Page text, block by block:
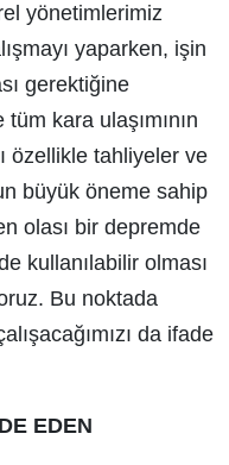
yönetimlerimiz
yaparken, işin
gerektiğine
kara ulaşımının
özellikle tahliyeler ve
büyük öneme sahip
olası bir depremde
kullanılabilir olması
Bu noktada
da ifade
EDEN